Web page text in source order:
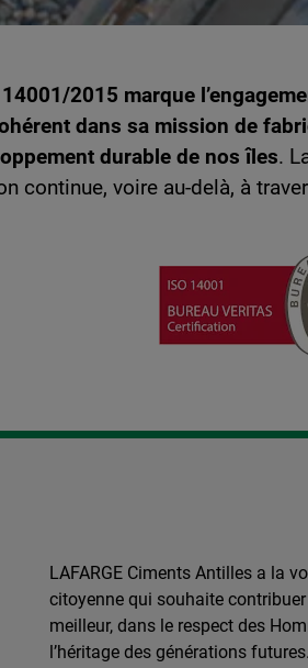
2015 marque
dans sa mission de
durable de nos îles.
continue, voire au-delà, à
Image
LAFARGE Ciments Antilles a la
citoyenne qui souhaite
meilleur, dans le respect des
l’héritage des générations